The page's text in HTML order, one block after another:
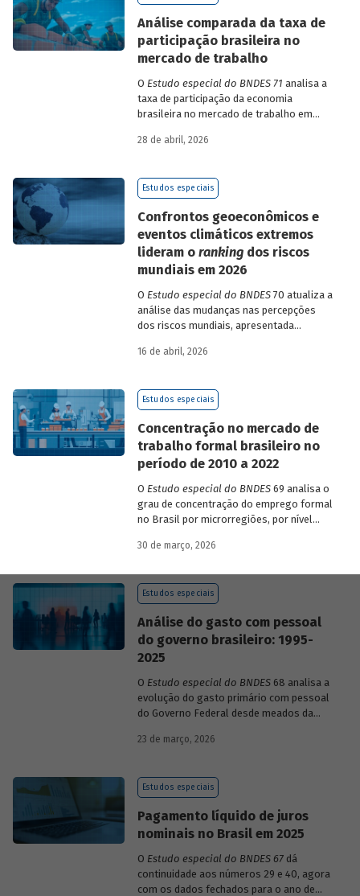
Análise comparada da taxa de
participação brasileira no
mercado de trabalho
O Estudo especial do BNDES 71 analisa a
taxa de participação da economia
brasileira no mercado de trabalho em
países de diferentes continentes e
28 de abril, 2026
Estudos especiais
Confrontos geoeconômicos e
eventos climáticos extremos
lideram o ranking dos riscos
mundiais em 2026
O Estudo especial do BNDES70 atualiza a
análise das mudanças nas percepções
dos riscos mundiais, apresentada
dos relatórios Global Risks Report (GRR)
mundiais para o ano em curso e para dois
16 de abril, 2026
Estudos especiais
Concentração no mercado de
trabalho formal brasileiro no
período de 2010 a 2022
O Estudo especial do BNDES69 analisa o
grau de concentração do emprego formal
no Brasil por microrregiões, por nível
setores, entre 2010 e 2022.
30 de março, 2026
Estudos especiais
Análise do gasto com pessoal
do governo brasileiro: 1995-
2025
O Estudo especial do BNDES68 analisa a
evolução do gasto primário com pessoal
do Governo Federal desde meados da
durante esse período e as mudanças
23 de março, 2026
Estudos especiais
Pagamento líquido de juros
nominais no Brasil em 2025
O Estudo especial do BNDES 67dá
continuidade aos números 29 e 40, agora
com os dados fechados para o ano de